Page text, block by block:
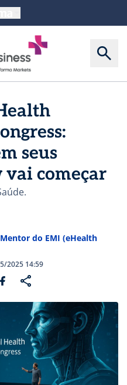
seus
vai começar
do EMI (eHealth
2025 14:59